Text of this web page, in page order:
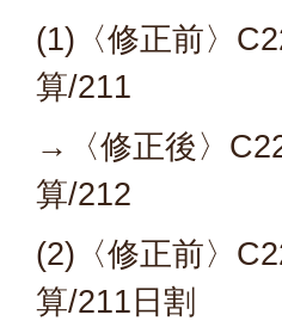
(1)〈修正前〉
算/211
→〈修正後〉
算/212
(2)〈修正前〉
算/211日割